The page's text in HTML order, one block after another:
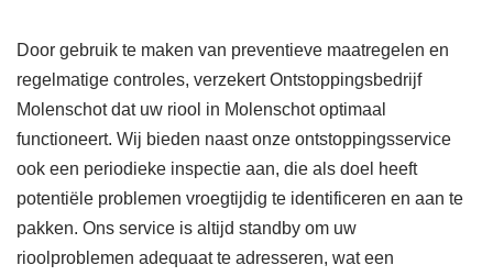
Door gebruik te maken van preventieve maatregelen en
regelmatige controles, verzekert Ontstoppingsbedrijf
Molenschot dat uw riool in Molenschot optimaal
functioneert. Wij bieden naast onze ontstoppingsservice
ook een periodieke inspectie aan, die als doel heeft
potentiële problemen vroegtijdig te identificeren en aan te
pakken. Ons service is altijd standby om uw
rioolproblemen adequaat te adresseren, wat een